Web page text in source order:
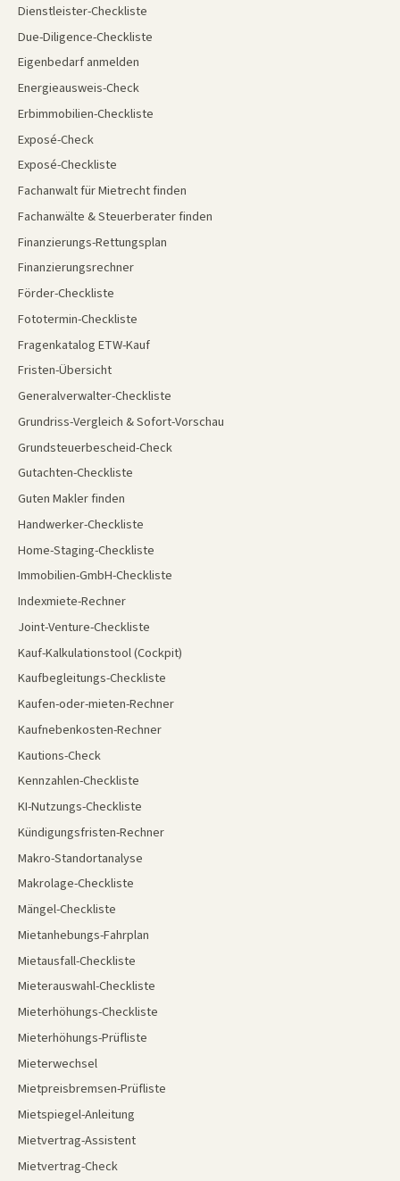
Dienstleister-Checkliste
Due-Diligence-Checkliste
Eigenbedarf anmelden
Energieausweis-Check
Erbimmobilien-Checkliste
Exposé-Check
Exposé-Checkliste
Fachanwalt für Mietrecht finden
Fachanwälte & Steuerberater finden
Finanzierungs-Rettungsplan
Finanzierungsrechner
Förder-Checkliste
Fototermin-Checkliste
Fragenkatalog ETW-Kauf
Fristen-Übersicht
Generalverwalter-Checkliste
Grundriss-Vergleich & Sofort-Vorschau
Grundsteuerbescheid-Check
Gutachten-Checkliste
Guten Makler finden
Handwerker-Checkliste
Home-Staging-Checkliste
Immobilien-GmbH-Checkliste
Indexmiete-Rechner
Joint-Venture-Checkliste
Kauf-Kalkulationstool (Cockpit)
Kaufbegleitungs-Checkliste
Kaufen-oder-mieten-Rechner
Kaufnebenkosten-Rechner
Kautions-Check
Kennzahlen-Checkliste
KI-Nutzungs-Checkliste
Kündigungsfristen-Rechner
Makro-Standortanalyse
Makrolage-Checkliste
Mängel-Checkliste
Mietanhebungs-Fahrplan
Mietausfall-Checkliste
Mieterauswahl-Checkliste
Mieterhöhungs-Checkliste
Mieterhöhungs-Prüfliste
Mieterwechsel
Mietpreisbremsen-Prüfliste
Mietspiegel-Anleitung
Mietvertrag-Assistent
Mietvertrag-Check